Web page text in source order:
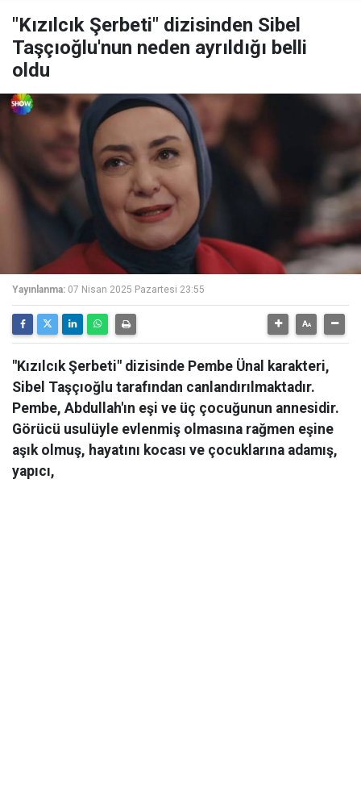
"Kızılcık Şerbeti" dizisinden Sibel
Taşçıoğlu'nun neden ayrıldığı belli
oldu
Yayınlanma: 07 Nisan 2025 Pazartesi 23:55
"Kızılcık Şerbeti" dizisinde Pembe Ünal karakteri,
Sibel Taşçıoğlu tarafından canlandırılmaktadır.
Pembe, Abdullah'ın eşi ve üç çocuğunun annesidir.
Görücü usulüyle evlenmiş olmasına rağmen eşine
aşık olmuş, hayatını kocası ve çocuklarına adamış,
yapıcı,